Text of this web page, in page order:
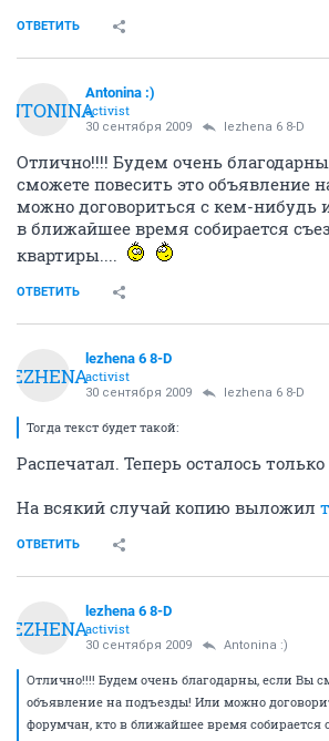
ОТВЕТИТЬ
Antonina :)
activist
30 сентября 2009 lezhena 6 8-D
Отлично!!!! Будем очень
сможете повесить это объявление
можно договориться с кем-нибудь
в ближайшее время собирается
квартиры....
ОТВЕТИТЬ
LEZHENA
lezhena 6 8-D
activist
30 сентября 2009 lezhena 6 8-D
Тогда текст будет такой:
Распечатал. Теперь осталось
На всякий случай копию выложил
ОТВЕТИТЬ
LEZHENA
lezhena 6 8-D
activist
30 сентября 2009 Antonina :)
Отлично!!!! Будем очень благодарны, если Вы
объявление на подъезды! Или можно
форумчан, кто в ближайшее время собирается